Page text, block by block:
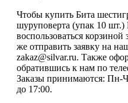
Чтобы купить Бита
шуруповерта (упак 10 шт.)
воспользоваться
же отправить заявку на
zakaz@silvar.ru. Также
обратившись к нам по
Заказы принимаются: Пн-
до 17:00.